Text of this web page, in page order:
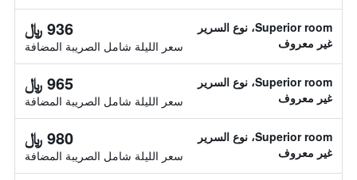
Superior room، نوع السرير
غير معروف
936 ﷼
سعر الليلة شامل الصريبة المضافة
Superior room، نوع السرير
غير معروف
965 ﷼
سعر الليلة شامل الصريبة المضافة
Superior room، نوع السرير
غير معروف
980 ﷼
سعر الليلة شامل الصريبة المضافة